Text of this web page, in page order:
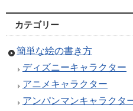
カテゴリー
簡単な絵の書き方
ディズニーキャラクター
アニメキャラクター
アンパンマンキャラクタ